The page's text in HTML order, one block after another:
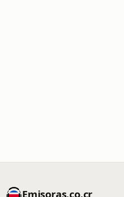
Emisoras.co.cr